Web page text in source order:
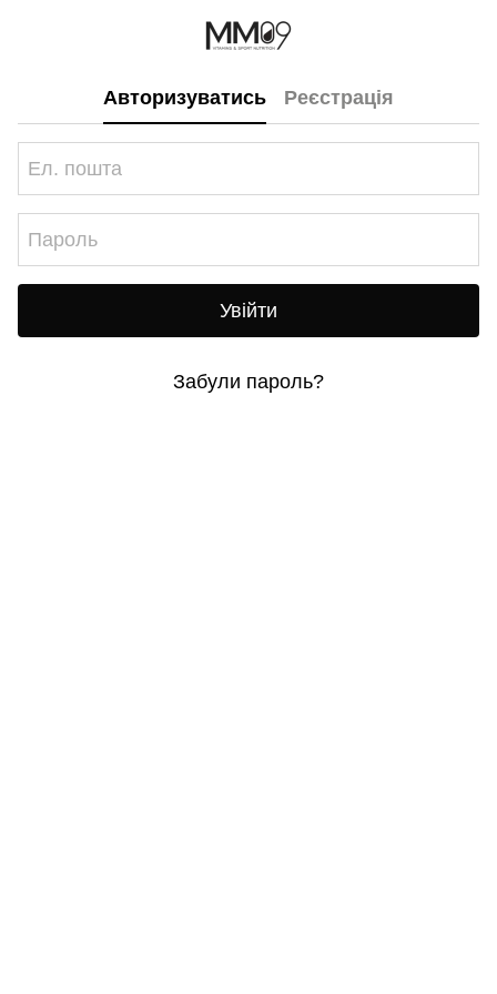
Авторизуватись Реєстрація
Увійти
Забули пароль?